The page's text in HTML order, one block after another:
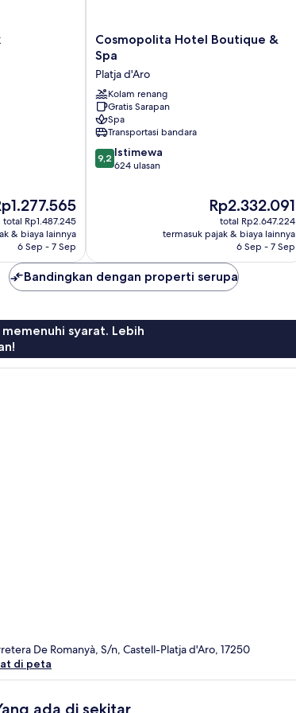
total Rp1.487.245
& biaya lainnya
6 Sep - 7 Sep
Cosmopolita
Hotel
Boutique
&
Spa
Platja
d'Aro
Cosmopolita Hotel Boutique &
Spa
Platja d'Aro
Kolam renang
Gratis Sarapan
Spa
Transportasi bandara
9.2
dari
9,2 Istimewa
624 ulasan
Harga
sekarang
Rp2.332.091
Rp2.332.091
total Rp2.647.224
termasuk pajak & biaya lainnya
6 Sep - 7 Sep
Bandingkan dengan properti serupa
syarat. Lebih
De Romanyà, S/n, Castell-Platja d'Aro, 17250
di peta
ada di sekitar